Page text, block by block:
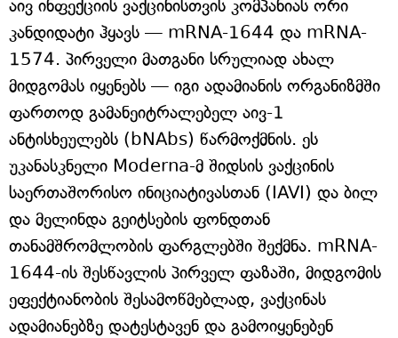
აივ ინფექციის ვაქცინისთვის კომპანიას ორი
კანდიდატი ჰყავს — mRNA-1644 და mRNA-
1574. პირველი მათგანი სრულიად ახალ
მიდგომას იყენებს — იგი ადამიანის ორგანიზმში
ფართოდ გამანეიტრალებელ აივ-1
ანტისხეულებს (bNAbs) წარმოქმნის. ეს
უკანასკნელი Moderna-მ შიდსის ვაქცინის
საერთაშორისო ინიციატივასთან (IAVI) და ბილ
და მელინდა გეიტსების ფონდთან
თანამშრომლობის ფარგლებში შექმნა. mRNA-
1644-ის შესწავლის პირველ ფაზაში, მიდგომის
ეფექტიანობის შესამოწმებლად, ვაქცინას
ადამიანებზე დატესტავენ და გამოიყენებენ